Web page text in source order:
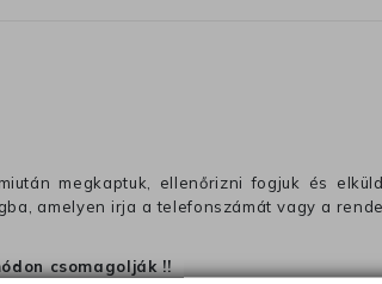
megkaptuk, ellenőrizni fogjuk és
amelyen irja a telefonszámát vagy a
csomagolják !!